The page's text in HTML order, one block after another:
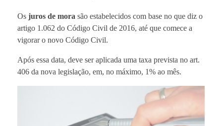
Os juros de mora são estabelecidos com base no que diz o
artigo 1.062 do Código Civil de 2016, até que comece a
vigorar o novo Código Civil.
Após essa data, deve ser aplicada uma taxa prevista no art.
406 da nova legislação, em, no máximo, 1% ao mês.